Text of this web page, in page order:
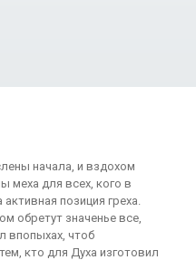
начала, и вздохом
меха для всех, кого в
позиция греха.
обретут значенье все,
впопыхах, чтоб
кто для Духа изготовил